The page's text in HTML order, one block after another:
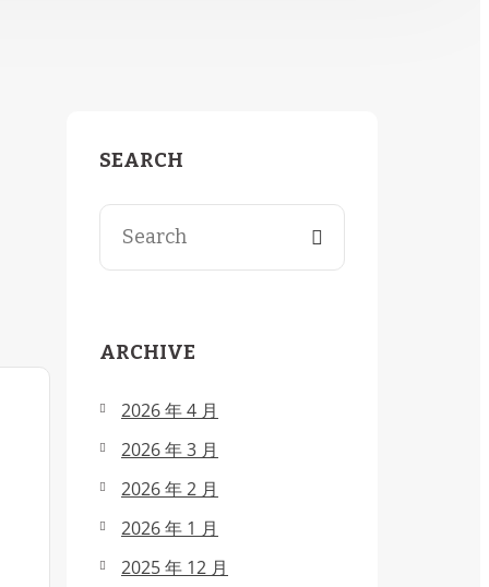
SEARCH
ARCHIVE
2026 年 4 月
2026 年 3 月
2026 年 2 月
2026 年 1 月
2025 年 12 月